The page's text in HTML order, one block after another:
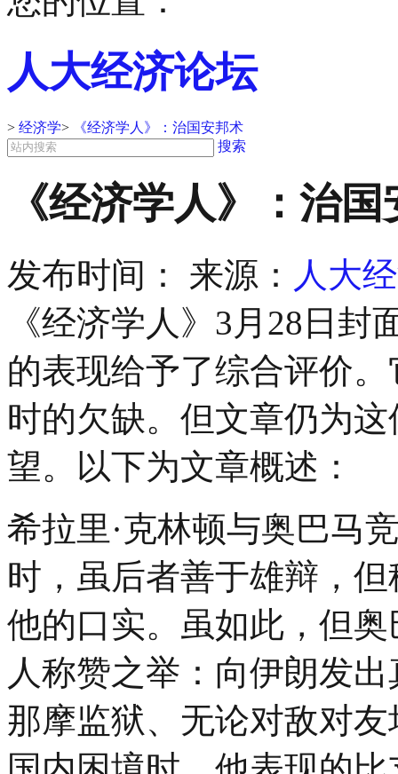
人大经济论坛
> 经济学>
《经济学人》：治国安邦术
搜索
《经济学人》：治
发布时间： 来源： 人大
《经济学人》3月28日
的表现给予了综合评价
时的欠缺。但文章仍为
望。以下为文章概述：
希拉里·克林顿与奥巴马
时，虽后者善于雄辩，
他的口实。虽如此，但
人称赞之举：向伊朗发
那摩监狱、无论对敌对